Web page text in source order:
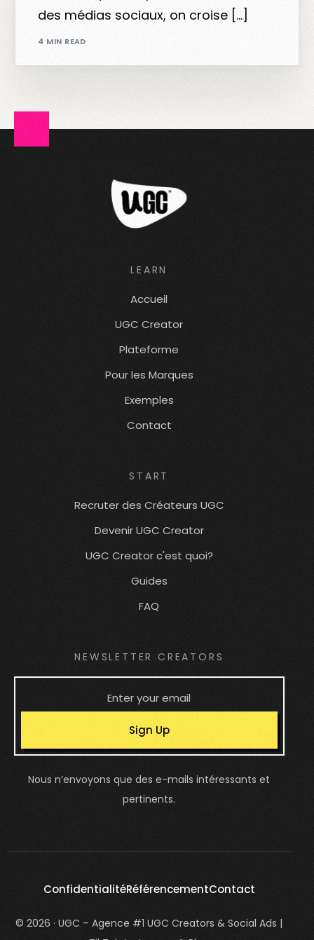
des médias sociaux, on croise […]
4 MIN READ
LEARN
Accueil
UGC Creator
Plateforme
Pour les Marques
Exemples
Contact
START
Recruter des Créateurs UGC
Devenir UGC Creator
UGC Creator c'est quoi?
Guides
FAQ
NEWSLETTER CREATORS
Sign Up
Nous n’envoyons que des e-mails intéressants et
pertinents.
ConfidentialitéRéférencementContact
© 2026 · UGC – Agence #1 UGC Creators & Social Ads |